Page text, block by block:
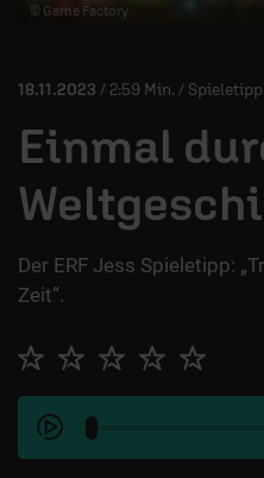
MITMACHEN
ÜBER UNS
© Game Factory
18.11.2023 / 2:59 Min. / Spieletipp
Einmal
Der ERF Jess Spieletipp:
Zeit“.